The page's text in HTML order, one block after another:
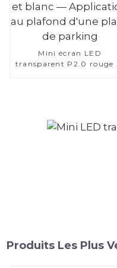
Mini écran LED
transparent P2.0 rouge
Produits Les Plus